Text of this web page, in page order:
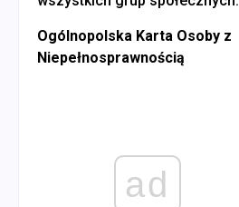
Ogólnopolska Karta Osoby z
Niepełnosprawnością
ad